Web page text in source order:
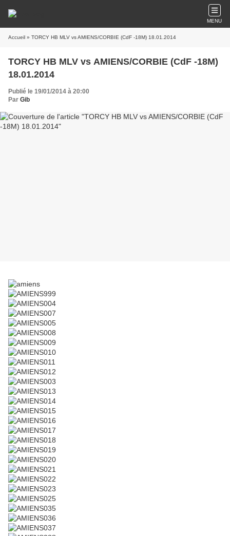
MENU
Accueil » TORCY HB MLV vs AMIENS/CORBIE (CdF -18M) 18.01.2014
TORCY HB MLV vs AMIENS/CORBIE (CdF -18M)
18.01.2014
Publié le 19/01/2014 à 20:00
Par Gib